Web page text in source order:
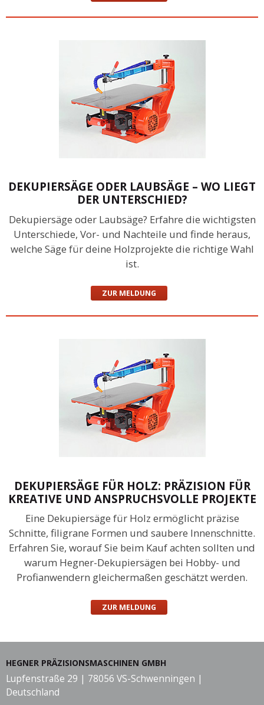
DEKUPIERSÄGE ODER LAUBSÄGE – WO LIEGT
DER UNTERSCHIED?
Dekupiersäge oder Laubsäge? Erfahre die wichtigsten
Unterschiede, Vor- und Nachteile und finde heraus,
welche Säge für deine Holzprojekte die richtige Wahl
ist.
ZUR MELDUNG
DEKUPIERSÄGE FÜR HOLZ: PRÄZISION FÜR
KREATIVE UND ANSPRUCHSVOLLE PROJEKTE
Eine Dekupiersäge für Holz ermöglicht präzise
Schnitte, filigrane Formen und saubere Innenschnitte.
Erfahren Sie, worauf Sie beim Kauf achten sollten und
warum Hegner-Dekupiersägen bei Hobby- und
Profianwendern gleichermaßen geschätzt werden.
ZUR MELDUNG
HEGNER PRÄZISIONSMASCHINEN GMBH
Lupfenstraße 29 | 78056 VS-Schwenningen |
Deutschland